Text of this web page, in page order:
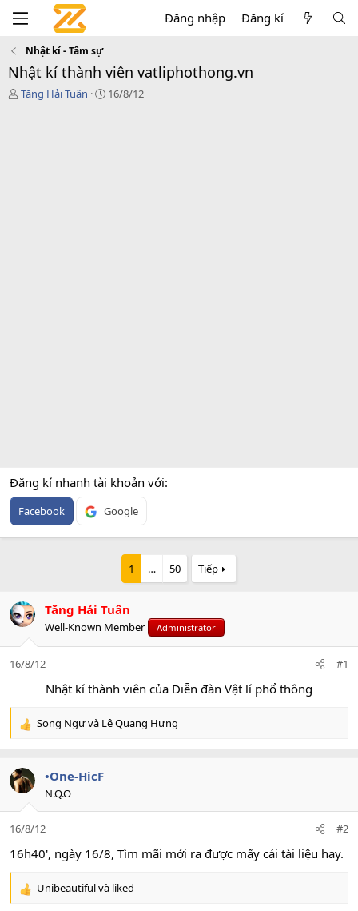
Đăng nhập Đăng kí
Nhật kí - Tâm sự
Nhật kí thành viên vatliphothong.vn
T
Tăng Hải Tuân
N
16/8/12
Đăng kí nhanh tài khoản với
Facebook Google
1 … 50 Tiếp
Tăng Hải Tuân
Well-Known Member Administrator
16/8/12 #1
Nhật kí thành viên của Diễn đàn Vật lí phổ thông​
R
c
t
o
n
:
Song Ngưvà Lê Quang Hưng
•One-HicF
N.Q.O
16/8/12 #2
16h40', ngày 16/8, Tìm mãi mới ra được mấy cái tài liệu hay.
R
Unibeautifulvà liked